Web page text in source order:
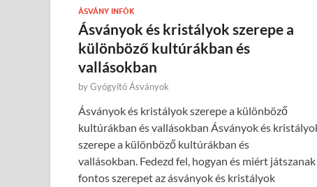
ÁSVÁNY INFÓK
Ásványok és kristályok szerepe a
különböző kultúrákban és
vallásokban
byGyógyító Ásványok
Ásványok és kristályok szerepe a különböző
kultúrákban és vallásokban Ásványok és
szerepe a különböző kultúrákban és
vallásokban. Fedezd fel, hogyan és miért játszanak
fontos szerepet az ásványok és kristályok